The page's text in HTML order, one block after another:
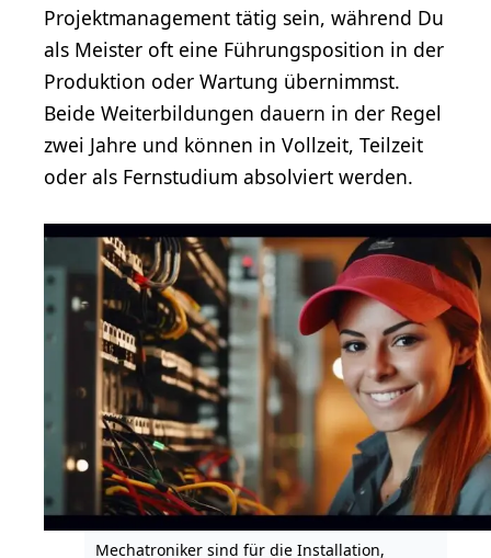
Projektmanagement tätig sein, während Du
als Meister oft eine Führungsposition in der
Produktion oder Wartung übernimmst.
Beide Weiterbildungen dauern in der Regel
zwei Jahre und können in Vollzeit, Teilzeit
oder als Fernstudium absolviert werden.
Mechatroniker sind für die Installation,